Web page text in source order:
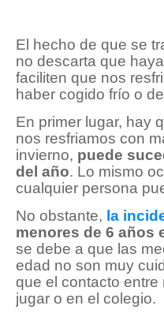
El hecho de que se
no descarta que
faciliten que nos
haber cogido frío o
En primer lugar, hay
nos resfriamos con
invierno, puede
del año. Lo mismo
cualquier persona
No obstante, la
menores de 6 años
se debe a que las
edad no son muy
que el contacto entre
jugar o en el colegio.